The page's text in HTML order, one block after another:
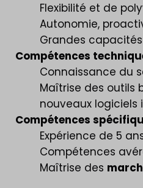
Flexibilité et de
Autonomie,
Grandes
Compétences
Connaissance du
Maîtrise des outils
nouveaux logiciels
Compétences
Expérience de 5
Compétences
Maîtrise des